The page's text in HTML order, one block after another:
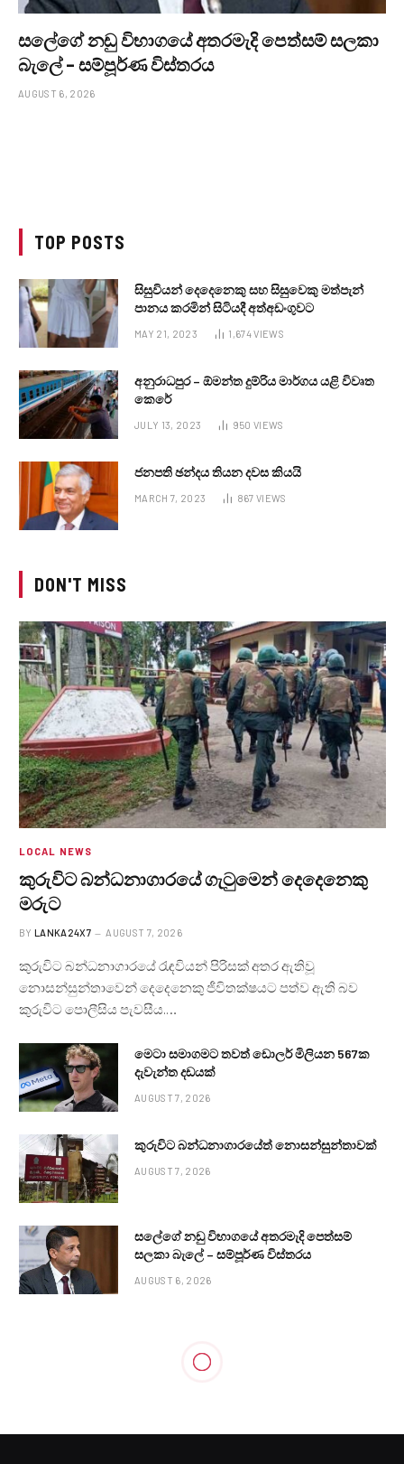
සලේගේ නඩු විභාගයේ අතරමැදි පෙත්සම් සලකා
බැලේ – සම්පූර්ණ විස්තරය
AUGUST 6, 2026
TOP POSTS
සිසුවියන් දෙදෙනෙකු සහ සිසුවෙකු මත්පැන්
පානය කරමින් සිටියදී අත්අඩංගුවට
MAY 21, 2023 1,674VIEWS
අනුරාධපුර – ඕමන්ත දුම්රිය මාර්ගය යළි විවෘත
කෙරේ
JULY 13, 2023 950 VIEWS
ජනපති ඡන්දය තියන දවස කියයි
MARCH 7, 2023 867 VIEWS
DON'T MISS
LOCAL NEWS
කුරුවිට බන්ධනාගාරයේ ගැටුමෙන් දෙදෙනෙකු
මරුට
BY LANKA24X7 AUGUST 7, 2026
කුරුවිට බන්ධනාගාරයේ රැඳවියන් පිරිසක් අතර ඇතිවූ
නොසන්සුන්තාවෙන් දෙදෙනෙකු ජීවිතක්ෂයට පත්ව ඇති බව
කුරුවිට පොලීසිය පැවසීය.…
මෙටා සමාගමට තවත් ඩොලර් මිලියන 567ක
දැවැන්ත දඩයක්
AUGUST 7, 2026
කුරුවිට බන්ධනාගාරයේත් නොසන්සුන්තාවක්
AUGUST 7, 2026
සලේගේ නඩු විභාගයේ අතරමැදි පෙත්සම්
සලකා බැලේ – සම්පූර්ණ විස්තරය
AUGUST 6, 2026